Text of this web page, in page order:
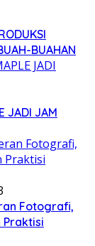
BUAHAN
JADI JAM
Fotografi,
Praktisi